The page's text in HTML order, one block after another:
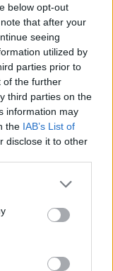
below opt-out
that after your
seeing
utilized by
parties prior to
of the further
third parties on the
information may
the IAB’s List of
disclose it to other
or more Google
You may click to
party tags to
in below Google
"σπάει
στο σπίτι...